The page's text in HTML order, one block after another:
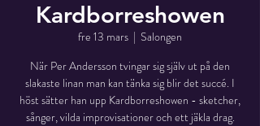
Kardborreshowen
fre 13 mars
  |
Salongen
När Per Andersson tvingar sig själv ut på den
slakaste linan man kan tänka sig blir det succé. I
höst sätter han upp Kardborreshowen - sketcher,
sånger, vilda improvisationer och ett jäkla drag.